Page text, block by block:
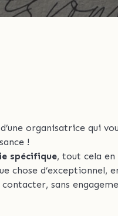
organisatrice qui
!
spécifique, tout cela en
chose d’exceptionnel,
sans